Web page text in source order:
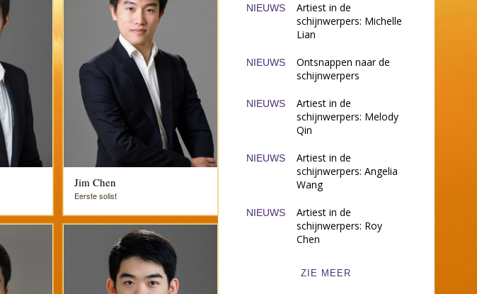
Jim Chen
Eerste solist
NIEUWS
Artiest in de
schijnwerpers: Michelle
Lian
NIEUWS
Ontsnappen naar de
schijnwerpers
NIEUWS
Artiest in de
schijnwerpers: Melody
Qin
NIEUWS
Artiest in de
schijnwerpers: Angelia
Wang
NIEUWS
Artiest in de
schijnwerpers: Roy
Chen
ZIE MEER